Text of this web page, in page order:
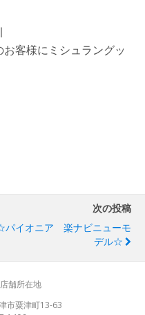
客様にミシュラングッ
次の投稿
パイオニア 楽ナビニューモ
デル☆
舗所在地
市粟津町13-63